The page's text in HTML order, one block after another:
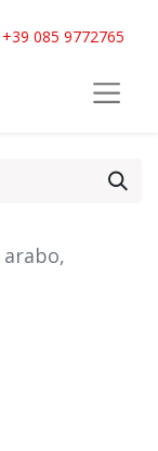
+39 085 9772765